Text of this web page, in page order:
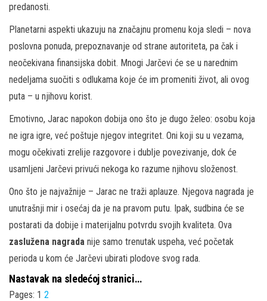
predanosti.
Planetarni aspekti ukazuju na značajnu promenu koja sledi – nova
poslovna ponuda, prepoznavanje od strane autoriteta, pa čak i
neočekivana finansijska dobit. Mnogi Jarčevi će se u narednim
nedeljama suočiti s odlukama koje će im promeniti život, ali ovog
puta – u njihovu korist.
Emotivno, Jarac napokon dobija ono što je dugo želeo: osobu koja
ne igra igre, već poštuje njegov integritet. Oni koji su u vezama,
mogu očekivati zrelije razgovore i dublje povezivanje, dok će
usamljeni Jarčevi privući nekoga ko razume njihovu složenost.
Ono što je najvažnije – Jarac ne traži aplauze. Njegova nagrada je
unutrašnji mir i osećaj da je na pravom putu. Ipak, sudbina će se
postarati da dobije i materijalnu potvrdu svojih kvaliteta. Ova
zaslužena nagrada nije samo trenutak uspeha, već početak
perioda u kom će Jarčevi ubirati plodove svog rada.
Nastavak na sledećoj stranici…
Pages: 1 2